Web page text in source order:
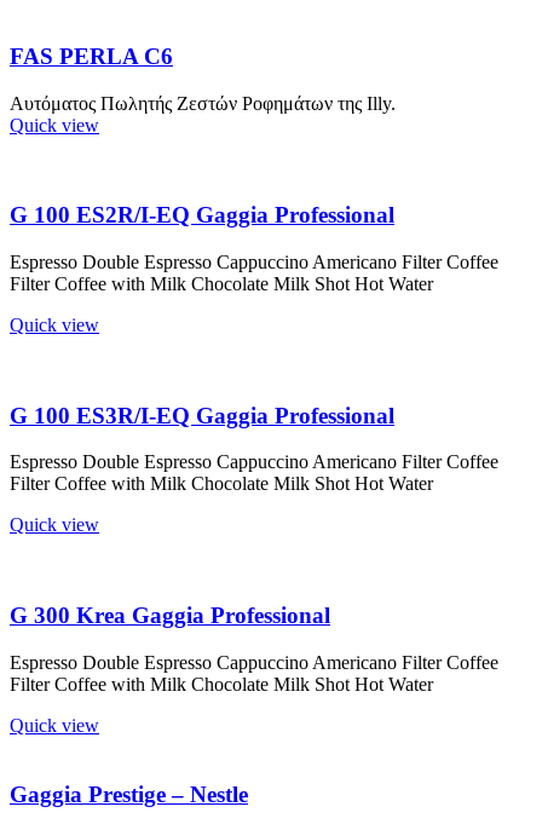
FAS PERLA C6
Αυτόματος Πωλητής Ζεστών Ροφημάτων της Illy.
Quick view
G 100 ES2R/I-EQ Gaggia Professional
Espresso Double Espresso Cappuccino Americano Filter Coffee
Filter Coffee with Milk Chocolate Milk Shot Hot Water
Quick view
G 100 ES3R/I-EQ Gaggia Professional
Espresso Double Espresso Cappuccino Americano Filter Coffee
Filter Coffee with Milk Chocolate Milk Shot Hot Water
Quick view
G 300 Krea Gaggia Professional
Espresso Double Espresso Cappuccino Americano Filter Coffee
Filter Coffee with Milk Chocolate Milk Shot Hot Water
Quick view
Gaggia Prestige – Nestle